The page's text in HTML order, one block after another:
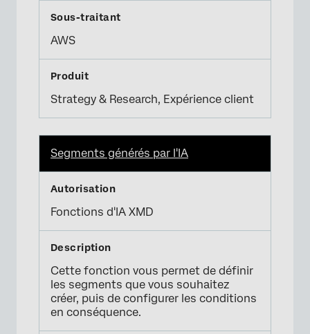
AWS
Strategy & Research, Expérience client
Segments générés par l'IA
Fonctions d'IA XMD
Cette fonction vous permet de définir
les segments que vous souhaitez
créer, puis de configurer les conditions
en conséquence.